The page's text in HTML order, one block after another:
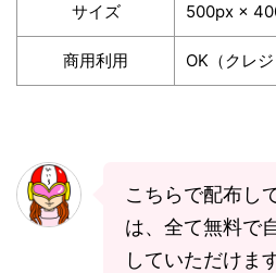
サイズ 500px ×
商用利用 OK（クレジ
こちらで配布し
は、全て無料で
していただけま